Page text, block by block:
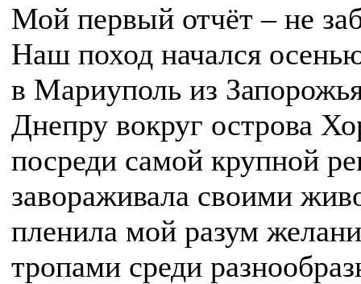
Мой первый отчёт – не
Наш поход начался
в Мариуполь из
Днепру вокруг острова
посреди самой крупной
завораживала своими
пленила мой разум
тропами среди